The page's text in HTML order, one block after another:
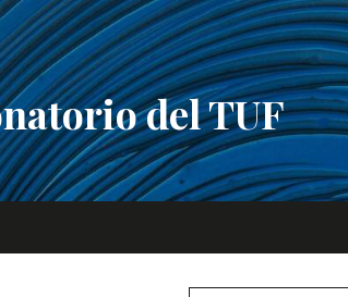
del TUF